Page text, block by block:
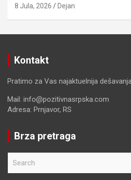
8 Jula, 2026 Dejan
Kontakt
Pratimo za Vas najaktuelnija
Mail: info@pozitivnasrpska.com
Adresa: Prnjavor, RS
Brza pretraga